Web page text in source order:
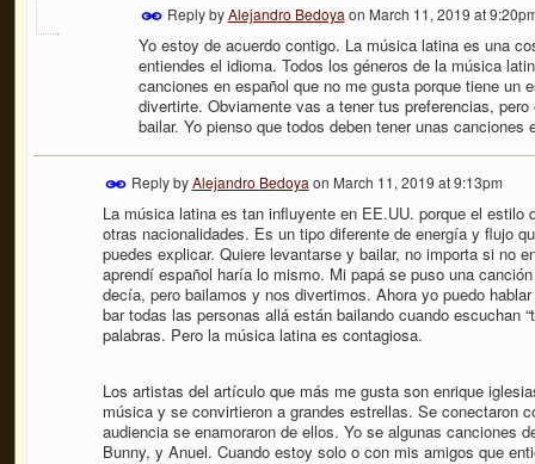
Reply byAlejandro Bedoya on March 11, 2019 at
Yo estoy de acuerdo contigo. La música latina es una
entiendes el idioma. Todos los géneros de la música
canciones en español que no me gusta porque tiene un
divertirte. Obviamente vas a tener tus preferencias,
bailar. Yo pienso que todos deben tener unas canciones
Reply byAlejandro Bedoya on March 11, 2019 at 9:13pm
La música latina es tan influyente en EE.UU. porque el
otras nacionalidades. Es un tipo diferente de energía y flujo
puedes explicar. Quiere levantarse y bailar, no importa si no
aprendí español haría lo mismo. Mi papá se puso una
decía, pero bailamos y nos divertimos. Ahora yo puedo
bar todas las personas allá están bailando cuando escuchan
palabras. Pero la música latina es contagiosa.
Los artistas del artículo que más me gusta son enrique
música y se convirtieron a grandes estrellas. Se conectaron
audiencia se enamoraron de ellos. Yo se algunas canciones
Bunny, y Anuel. Cuando estoy solo o con mis amigos que